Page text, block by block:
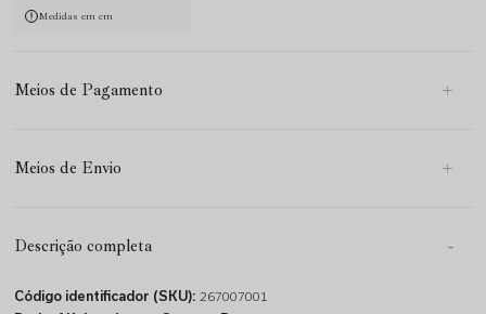
Medidas em cm
Meios de Pagamento
Meios de Envio
Descrição completa
Código identificador (SKU): 267007001